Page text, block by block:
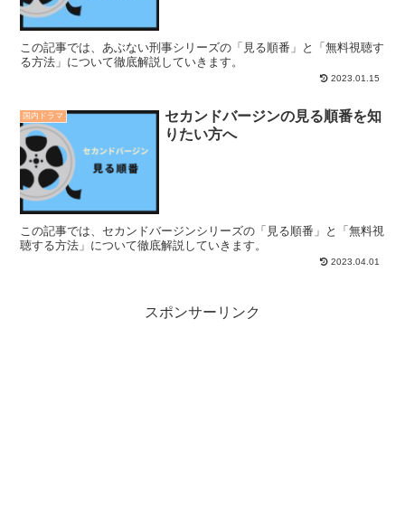
この記事では、あぶない刑事シリーズの「見る順番」と「無料視聴す
る方法」について徹底解説していきます。
2023.01.15
国内ドラマ
セカンドバージンの見る順番を知
りたい方へ
この記事では、セカンドバージンシリーズの「見る順番」と「無料視
聴する方法」について徹底解説していきます。
2023.04.01
スポンサーリンク